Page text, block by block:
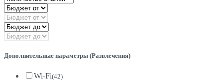
Дополнительные параметры (Развлечения)
Wi-Fi(42)